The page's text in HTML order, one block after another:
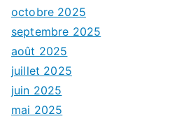
octobre 2025
septembre 2025
août 2025
juillet 2025
juin 2025
mai 2025